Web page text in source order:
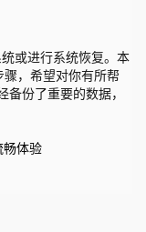
或进行系统恢复。本
骤，希望对你有所帮
备份了重要的数据，
畅体验